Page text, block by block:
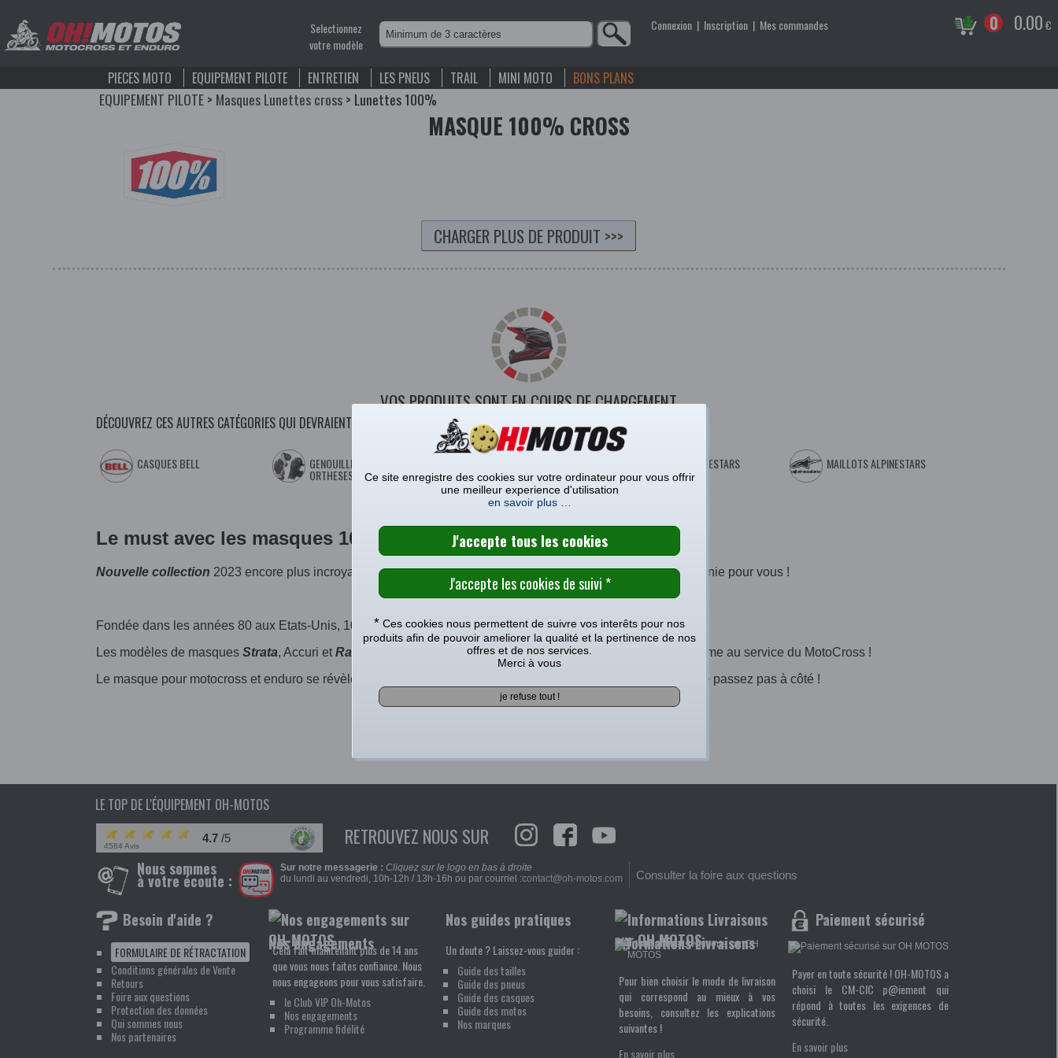
Selectionnez
votre modèle
Connexion| Inscription| Mes commandes 0 0.00€
PIECES MOTO EQUIPEMENT PILOTE ENTRETIEN LES PNEUS TRAIL MINI MOTO BONS PLANS
EQUIPEMENT PILOTE> Masques Lunettes cross> Lunettes 100%
MASQUE 100% CROSS
CHARGER PLUS DE PRODUIT >>>
VOS PRODUITS SONT EN COURS DE CHARGEMENT
DÉCOUVREZ CES AUTRES CATÉGORIES QUI DEVRAIENT VOUS INTÉRESSER
CASQUES BELL GENOUILLERES ET
ORTHESES ADULTE
GANTS ALPINESTARS MAILLOTS ALPINESTARS
Le must avec les masques 100%
Nouvelle collection 2023 encore plus incroyable ! DécouvrezARMEGA ,la reference ultime testee en Californie pour vous !
Fondée dans les années 80 aux Etats-Unis, 100% est vite devenue célèbre dans le monde entier.
Les modèles de masques Strata, Accuri et Racecraft
répondront à vos exigences de qualité : la protection ultime au service du MotoCross !
Le masque pour motocross et enduro se révèle
pour les pilotes afin d'offrir sécurité et confort, ne passez pas à côté !
LE TOP DE L'ÉQUIPEMENT OH-MOTOS
4584 Avis
4.7 /5 RETROUVEZ NOUS SUR
Nous sommes
à votre écoute :
Sur notre messagerie : Cliquez sur le logo en bas à droite
du lundi au vendredi, 10h-12h / 13h-16h ou par courriel :contact@oh-motos.com Consulter la foire aux questions
Besoin d'aide ?
FORMULAIRE DE RÉTRACTATION
Conditions générales de Vente
Retours
Foire aux questions
Protection des données
Qui sommes nous
Nos partenaires
Nos engagements
Cela fait maintenant plus de 14 ans
que vous nous faites confiance. Nous
nous engageons pour vous satisfaire.
le Club VIP Oh-Motos
Nos engagements
Programme fidélité
Nos guides pratiques
Un doute ? Laissez-vous guider :
Guide des tailles
Guide des pneus
Guide des casques
Guide des motos
Nos marques
Informations Livraisons
Pour bien choisir le mode de livraison
qui correspond au mieux à vos
besoins, consultez les explications
suivantes !
En savoir plus
Paiement sécurisé
Payer en toute sécurité ! OH-MOTOS a
choisi le CM-CIC p@iement qui
répond à toutes les exigences de
sécurité.
En savoir plus
Ce site enregistre des cookies sur votre ordinateur pour vous offrir
une meilleur experience d'utilisation
en savoir plus …
* Ces cookies nous permettent de suivre vos interêts pour nos
produits afin de pouvoir ameliorer la qualité et la pertinence de nos
offres et de nos services.
Merci à vous